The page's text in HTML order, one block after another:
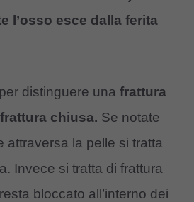
l’osso esce dalla ferita
distinguere una frattura
frattura chiusa. Se notate
attraversa la pelle si tratta
Invece si tratta di frattura
bloccato all’interno dei